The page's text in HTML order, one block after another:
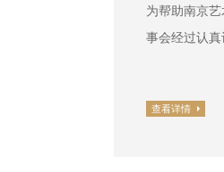
为帮助南京
事会经过认真
查看详情